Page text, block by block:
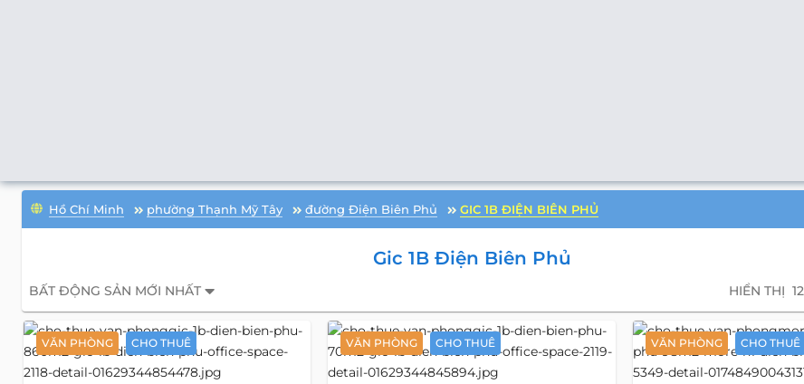
Hồ Chí Minh phường Thạnh Mỹ Tây đường Điện Biên Phủ GIC 1B ĐIỆN BIÊN PHỦ
Gic 1B Điện Biên Phủ
BẤT ĐỘNG SẢN MỚI NHẤT HIỂN THỊ 12
VĂN PHÒNG CHO THUÊ VĂN PHÒNG CHO THUÊ VĂN PHÒNG CHO THUÊ